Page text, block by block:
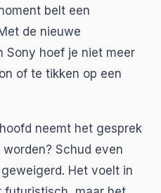
belt een
de nieuwe
Sony hoef je niet meer
of te tikken op een
neemt het gesprek
Schud even
Het voelt in